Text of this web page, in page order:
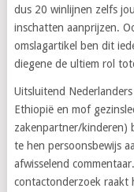
dus 20 winlijnen zelfs
inschatten aanprijzen.
omslagartikel ben dit
diegene de ultiem rol
Uitsluitend
Ethiopië en mof
zakenpartner/kinderen)
te hen persoonsbewijs
afwisselend
contactonderzoek raakt